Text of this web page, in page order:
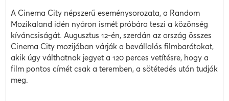
A Cinema City népszerű eseménysorozata, a Random
Mozikaland idén nyáron ismét próbára teszi a közönség
kíváncsiságát. Augusztus 12-én, szerdán az ország összes
Cinema City mozijában várják a bevállalós filmbarátokat,
akik úgy válthatnak jegyet a 120 perces vetítésre, hogy a
film pontos címét csak a teremben, a sötétedés után tudják
meg.